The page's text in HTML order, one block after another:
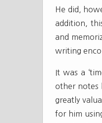
He did,
addition,
and
writing
It was a
other notes
greatly
for him